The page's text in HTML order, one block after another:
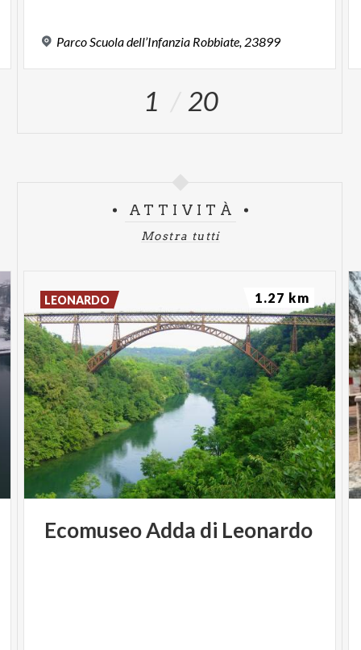
Parco Scuoladell’Infanzia Robbiate, 23899
1 20
ATTIVITÀ
Mostra tutti
EcomuseoAdda di Leonardo
LEONARDO 1.27 km